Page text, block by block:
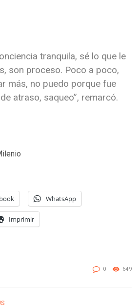
tranquila, sé lo que le
son proceso. Poco a poco,
más, no puedo porque fue
atraso, saqueo”, remarcó.
WhatsApp
Imprimir
0 649